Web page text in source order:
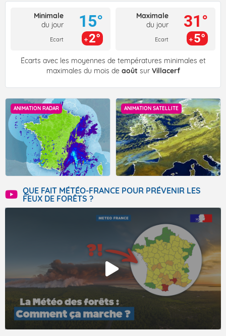
Minimale
du jour
Ecart
15°
2°
Maximale
du jour
Ecart
31°
5°
Écarts avec les moyennes de températures minimales et
maximales du mois de août sur Villacerf
ANIMATION RADAR ANIMATION SATELLITE
QUE FAIT MÉTÉO-FRANCE POUR PRÉVENIR LES
FEUX DE FORÊTS ?